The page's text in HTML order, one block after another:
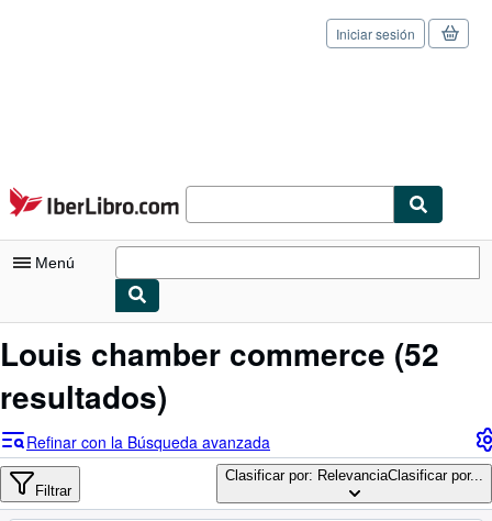
Pasar al contenido principal
IberLibro.com
Iniciar sesión
Menú
Mi cuenta
Búsqueda avanzada
Colecciones
Louis chamber commerce (52
resultados)
Refinar con la Búsqueda avanzada
Filtrar
Clasificar por: RelevanciaClasificar por...